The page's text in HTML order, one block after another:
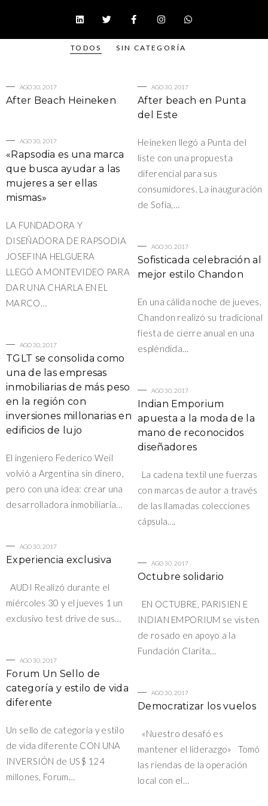
TODOS SIN CATEGORÍA
AGO 30, 2017
After Beach Heineken
AGO 30, 2017
After beach en Punta
del Este
Heineken llegó a Punta del
liste con una propuesta
diferencial para sus
consumidores. La inauguración
de Sofía,…
AGO 30, 2017
«Rapsodia es una marca
que busca ayudar a las
mujeres a ser ellas
mismas»
LA FUNDADORA Y
DISEÑADORA DE RAPSODIA
JOSEFINA HELGUERA
LLEGÓ A MONTEVIDEO PARA
DAR UNA CHARLA EN EL
MARCO…
AGO 30, 2017
Sofisticada celebración al
mejor estilo Chandon
En una cálida noche de jueves,
Chandon realizó su tradicional
fiesta de cierre anual en una
espléndida…
AGO 30, 2017
TGLT se consolida como
una de las empresas
inmobiliarias de más peso
en la región con
inversiones millonarias en
edificios de lujo
El ingeniero Federico Weil
volvió a Argentina sin dinero,
pero con una idea: crear una
desarrolladora inmobiliaria…
AGO 30, 2017
Indian Emporium
apuesta a la moda de la
mano de reconocidos
diseñadores
La cadena textil une fuerzas
con marcas de autor a través
de las llamadas colecciones
cápsula….
AGO 30, 2017
Experiencia exclusiva
AUDI Realizó durante el
miércoles 30 y el jueves 1 un
exclusivo test drive de sus…
AGO 30, 2017
Octubre solidario
EN OCTUBRE, PARISIEN E
INDIAN EMPORIUM se visten
de rosado en apoyo a la
Fundación Clarita…
AGO 30, 2017
Forum Un Sello de
categoría y estilo de vida
diferente
Un sello de categoría y estilo
de vida diferente CON UNA
INVERSIÓN de US$ 124
millones, Forum…
AGO 30, 2017
Democratizar los vuelos
«Nuestro desafó es
mantener el liderazgo» Tomó
las riendas de la operación
local con el…